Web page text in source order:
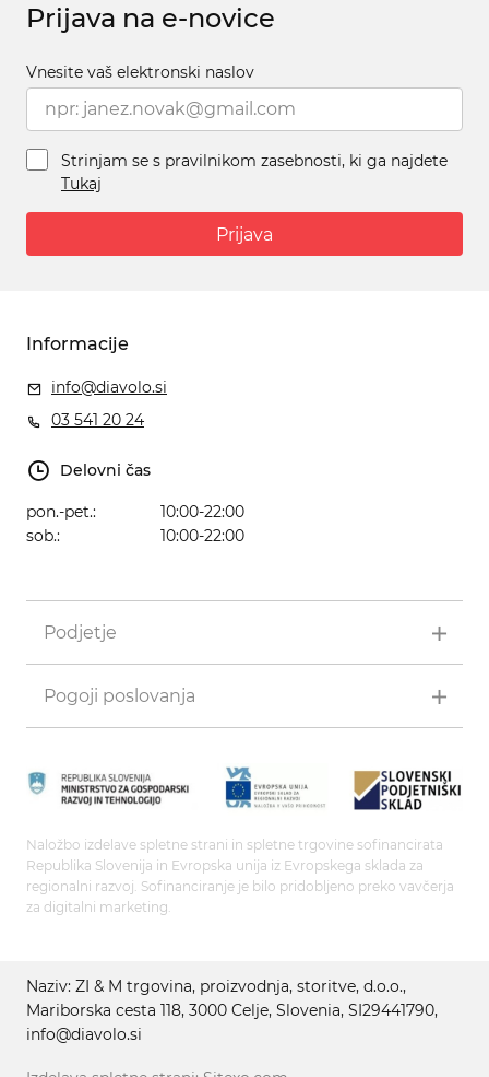
Prijava na e-novice
Vnesite vaš elektronski naslov
Strinjam se s pravilnikom zasebnosti, ki ga najdete
Tukaj
Prijava
Informacije
info@diavolo.si
03 541 20 24
Delovni čas
pon.-pet.:
10:00-22:00
sob.:
10:00-22:00
Podjetje
Pogoji poslovanja
Naložbo izdelave spletne strani in spletne trgovine sofinancirata
Republika Slovenija in Evropska unija iz Evropskega sklada za
regionalni razvoj. Sofinanciranje je bilo pridobljeno preko vavčerja
za digitalni marketing.
Naziv: ZI & M trgovina, proizvodnja, storitve, d.o.o.,
Mariborska cesta 118, 3000 Celje, Slovenia, SI29441790,
info@diavolo.si